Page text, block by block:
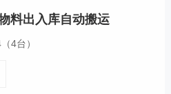
料出入库自动搬运
4台）